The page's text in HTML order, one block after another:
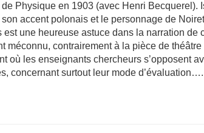
Physique en 1903 (avec Henri Becquerel).
accent polonais et le personnage de
une heureuse astuce dans la narration de
méconnu, contrairement à la pièce de théâtre
où les enseignants chercheurs s’opposent
concernant surtout leur mode